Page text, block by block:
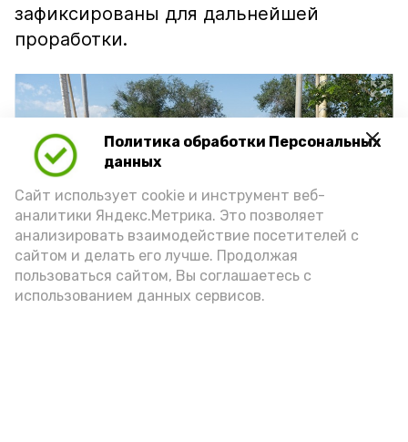
Политика обработки Персональных
данных
Сайт использует cookie и инструмент веб-
аналитики Яндекс.Метрика. Это позволяет
анализировать взаимодействие посетителей с
сайтом и делать его лучше. Продолжая
пользоваться сайтом, Вы соглашаетесь с
использованием данных сервисов.
зафиксированы для дальнейшей
проработки.